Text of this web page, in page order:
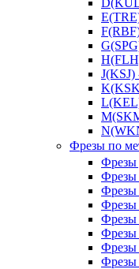
J(KSJ)
Фрезы по
Фрезы
Фрезы
Фрезы
Фрезы
Фрезы
Фрезы
Фрезы